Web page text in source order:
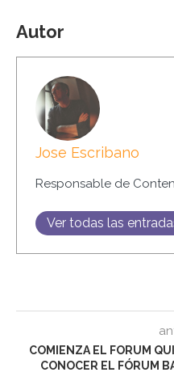
Autor
Jose Escribano
Responsable de
Ver todas las
COMIENZA EL FORUM
CONOCER EL FÓRUM